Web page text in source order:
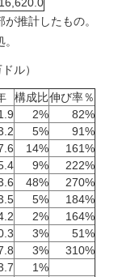
16,620.0
推計したもの。
ル）
構成比伸び率％
2%
82%
5%
91%
14%
161%
9%
222%
48%
270%
5%
184%
2%
164%
3%
51%
3%
310%
1%